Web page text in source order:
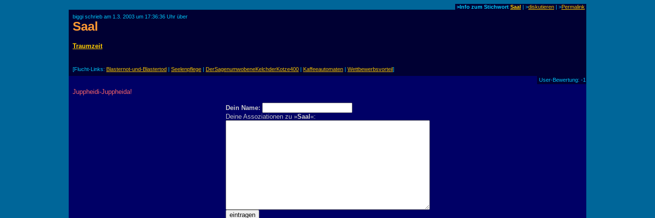
>Info zum Stichwort Saal | >diskutieren | >Permalink
biggi schrieb am 1.3. 2003 um 17:36:36 Uhr über
Saal
Traumzeit
[Flucht-Links: Blasternot-und-Blastertod | Seelenpflege | DerSagenumwobeneKelchderKotze400 | Kaffeeautomaten | Wettbewerbsvorteil]
User-Bewertung: -1
Juppheidi-Juppheida!
Dein Name:
Deine Assoziationen zu »Saal «: